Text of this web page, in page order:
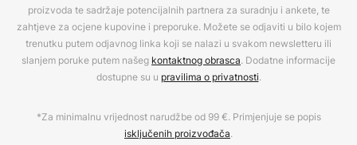
proizvoda te sadržaje potencijalnih partnera za suradnju i ankete, te
zahtjeve za ocjene kupovine i preporuke. Možete se odjaviti u bilo kojem
trenutku putem odjavnog linka koji se nalazi u svakom newsletteru ili
slanjem poruke putem našeg kontaktnog obrasca. Dodatne informacije
dostupne su u pravilima o privatnosti.
*Za minimalnu vrijednost narudžbe od 99 €. Primjenjuje se popis
isključenih proizvođača.